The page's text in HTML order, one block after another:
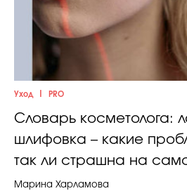
Уход PRO
Словарь косметолога:
шлифовка – какие
так ли страшна на
Марина Харламова